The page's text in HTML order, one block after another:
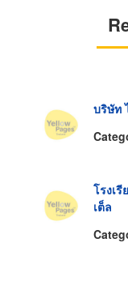
บริษัท
โรงเ
เต็ล